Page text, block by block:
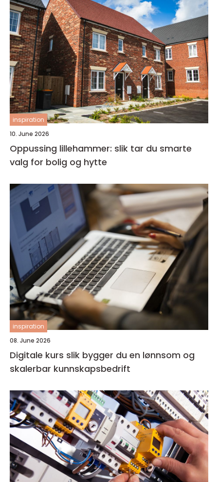
inspiration
10. June 2026
Oppussing lillehammer: slik tar du smarte
valg for bolig og hytte
inspiration
08. June 2026
Digitale kurs slik bygger du en lønnsom og
skalerbar kunnskapsbedrift